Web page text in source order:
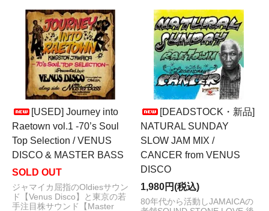
[USED] Journey into
Raetown vol.1 -70’s Soul
Top Selection / VENUS
DISCO & MASTER BASS
SOLD OUT
ジャマイカ屈指のOldiesサウン
ド【Venus Disco】と東京の若
手注目株サウンド【Master
[DEADSTOCK・新品]
NATURAL SUNDAY
SLOW JAM MIX /
CANCER from VENUS
DISCO
1,980円(税込)
80年代から活動しJAMAICAの